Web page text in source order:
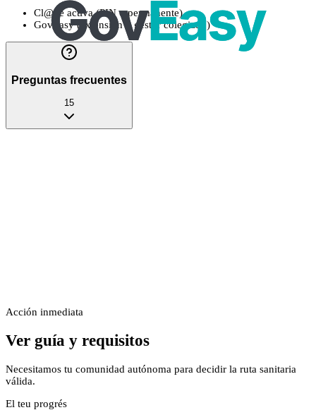
Cl@ve activa (PIN o permanente)
GovEasy (extensión + gestor colegiado)
Preguntas frecuentes
15
Acción inmediata
Ver guía y requisitos
Necesitamos tu comunidad autónoma para decidir la ruta sanitaria
válida.
El teu progrés